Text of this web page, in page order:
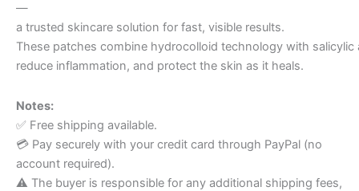
—
a trusted skincare solution for fast, visible results.
These patches combine hydrocolloid technology with salicylic
reduce inflammation, and protect the skin as it heals.
Notes:
✅ Free shipping available.
💳 Pay securely with your credit card through PayPal (no
account required).
⚠️ The buyer is responsible for any additional shipping fees,